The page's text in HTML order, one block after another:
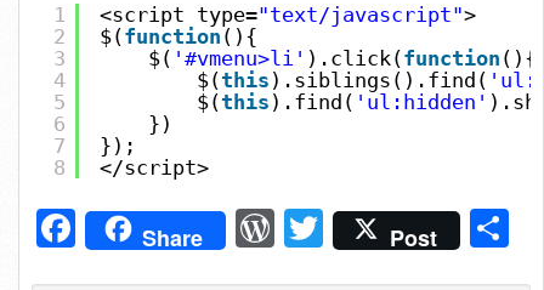
1
2
3
4
5
6
7
8
<script type="text/javascript">
$(function (){
$( '#vmenu>li' ).click(function (){
$(this ).siblings().find(
$(this ).find( 'ul:hidden'
})
});
</script>
Facebook
Share WordPress
Twitter
Post